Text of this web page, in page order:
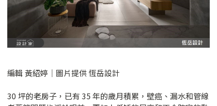
編輯 黃紹婷｜圖片提供 恆岳設計
30 坪的老房子，已有 35 年的歲月積累，壁癌、漏水和管線